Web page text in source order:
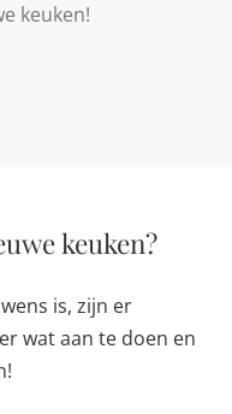
keuken!
keuken?
is, zijn er
wat aan te doen en